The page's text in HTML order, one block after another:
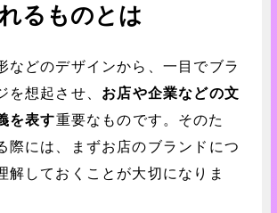
るものとは
などのデザインから、一目でブラ
を想起させ、 お店や企業などの文
を表す重要なものです。そのた
際には、まずお店のブランドにつ
解しておくことが大切になりま